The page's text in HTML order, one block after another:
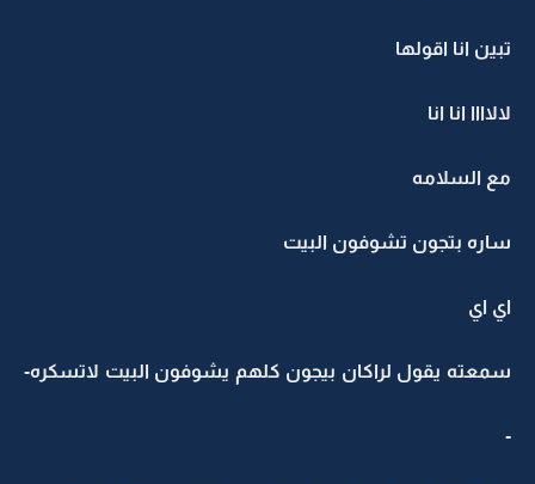
تبين انا اقولها
لالاااا انا انا
مع السلامه
ساره بتجون تشوفون البيت
اي اي
سمعته يقول لراكان بيجون كلهم يشوفون البيت لاتسكره-
-